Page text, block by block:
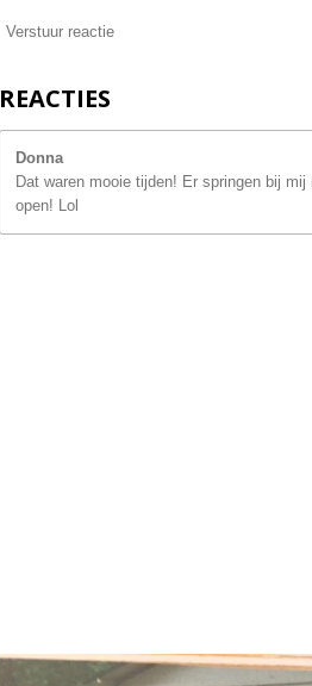
Verstuur reactie
REACTIES
Donna
Dat waren mooie tijden! Er springen bij
open! Lol